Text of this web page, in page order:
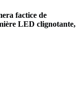
factice de
LED clignotante,